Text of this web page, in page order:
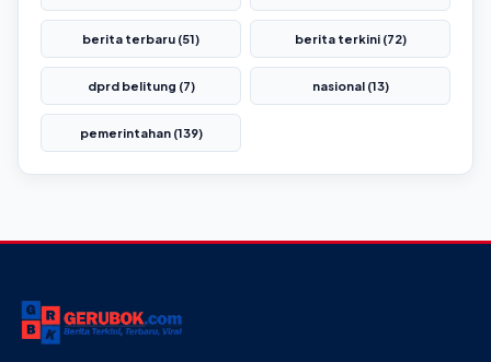
berita terbaru (51) berita terkini (72)
dprd belitung (7) nasional (13)
pemerintahan (139)